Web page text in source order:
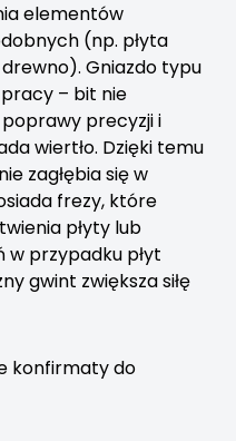
elementów
(np. płyta
drewno). Gniazdo typu
– bit nie
poprawy precyzji i
wiertło. Dzięki temu
zagłębia się w
frezy, które
płyty lub
w przypadku płyt
gwint zwiększa siłę
konfirmaty do